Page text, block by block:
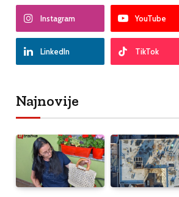
Instagram YouTube
LinkedIn TikTok
Najnovije